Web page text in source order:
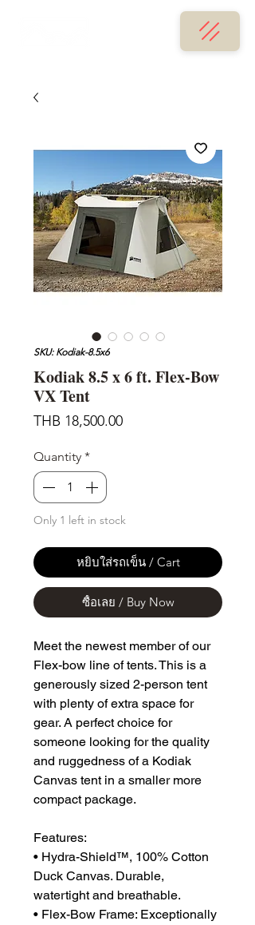
SKU: Kodiak-8.5x6
Kodiak 8.5 x 6 ft. Flex-Bow
VX Tent
THB 18,500.00Price
Quantity *
Only 1 left in stock
หยิบใส่รถเข็น / Cart
ซื้อเลย / Buy Now
Meet the newest member of our
Flex-bow line of tents. This is a
generously sized 2-person tent
with plenty of extra space for
gear. A perfect choice for
someone looking for the quality
and ruggedness of a Kodiak
Canvas tent in a smaller more
compact package.
Features:
• Hydra-Shield™, 100% Cotton
Duck Canvas. Durable,
watertight and breathable.
• Flex-Bow Frame: Exceptionally